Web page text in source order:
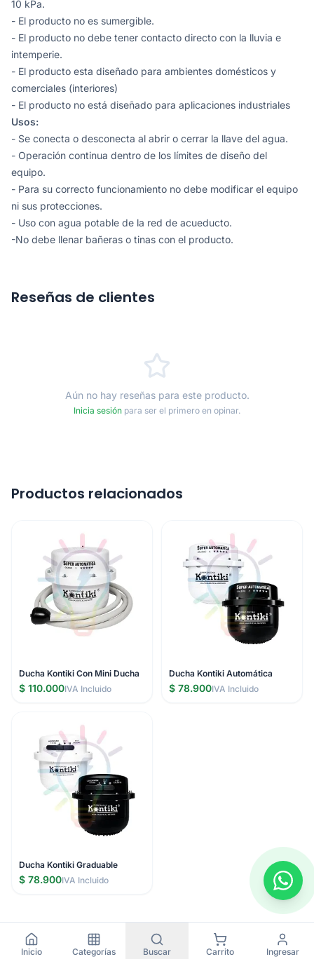
10 kPa.
- El producto no es sumergible.
- El producto no debe tener contacto directo con la lluvia e
intemperie.
- El producto esta diseñado para ambientes domésticos y
comerciales (interiores)
- El producto no está diseñado para aplicaciones industriales
Usos:
- Se conecta o desconecta al abrir o cerrar la llave del agua.
- Operación continua dentro de los límites de diseño del
equipo.
- Para su correcto funcionamiento no debe modificar el equipo
ni sus protecciones.
- Uso con agua potable de la red de acueducto.
-No debe llenar bañeras o tinas con el producto.
Reseñas de clientes
Aún no hay reseñas para este producto.
Inicia sesión para ser el primero en opinar.
Productos relacionados
Ducha Kontiki Con Mini Ducha
$ 110.000IVA Incluido
Ducha Kontiki Automática
$ 78.900IVA Incluido
Ducha Kontiki Graduable
$ 78.900IVA Incluido
Inicio Categorías Buscar Carrito Ingresar